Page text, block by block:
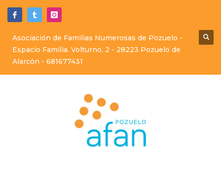
Asociación de Familias Numerosas de Pozuelo -
Espacio Familia. Volturno, 2 - 28223 Pozuelo de
Alarcón - 681677431